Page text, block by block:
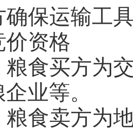
确保运输工
价资格
粮食买方为
业等。
粮食卖方为